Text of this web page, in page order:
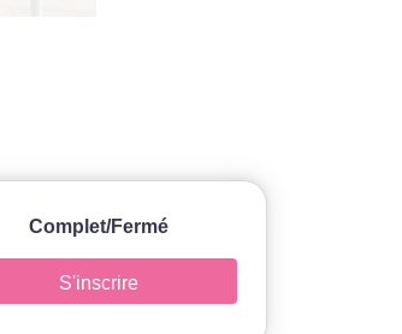
Complet/Fermé
S'inscrire